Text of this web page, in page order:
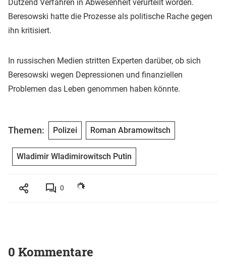
Dutzend Verfahren in Abwesenheit verurteilt worden.
Beresowski hatte die Prozesse als politische Rache gegen
ihn kritisiert.
In russischen Medien stritten Experten darüber, ob sich
Beresowski wegen Depressionen und finanziellen
Problemen das Leben genommen haben könnte.
Themen: Polizei Roman Abramowitsch
Wladimir Wladimirowitsch Putin
0
0 Kommentare